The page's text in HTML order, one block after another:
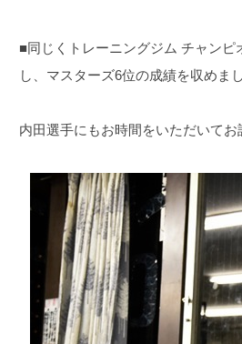
■同じくトレーニングジム チャン
し、マスターズ6位の成績を収めまし
内田選手にもお時間をいただいてお